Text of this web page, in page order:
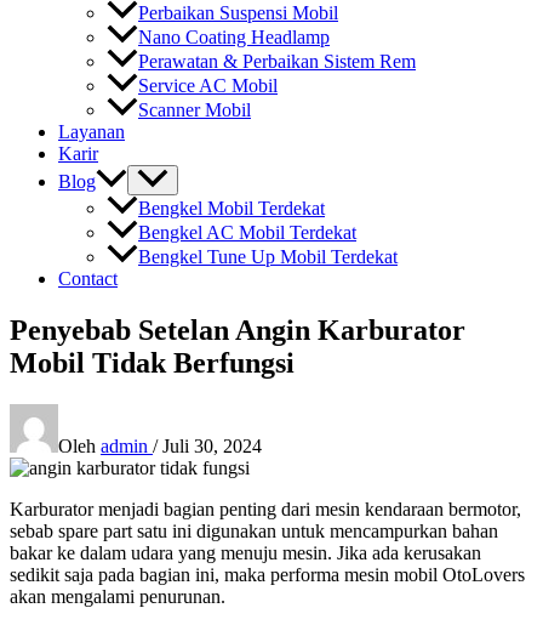
Perbaikan Suspensi Mobil
Nano Coating Headlamp
Perawatan & Perbaikan Sistem Rem
Service AC Mobil
Scanner Mobil
Layanan
Karir
Blog
Bengkel Mobil Terdekat
Bengkel AC Mobil Terdekat
Bengkel Tune Up Mobil Terdekat
Contact
Penyebab Setelan Angin Karburator
Mobil Tidak Berfungsi
Oleh admin /Juli 30, 2024
Karburator menjadi bagian penting dari mesin kendaraan bermotor,
sebab spare part satu ini digunakan untuk mencampurkan bahan
bakar ke dalam udara yang menuju mesin. Jika ada kerusakan
sedikit saja pada bagian ini, maka performa mesin mobil OtoLovers
akan mengalami penurunan.